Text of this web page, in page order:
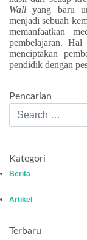
Wallyang baru
menjadi sebuah
memanfaatkan
pembelajaran.
menciptakan
pendidik dengan
Pencarian
Kategori
Berita
Artikel
Terbaru